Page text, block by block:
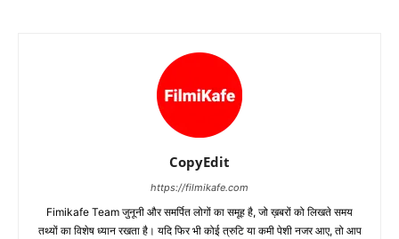
CopyEdit
https://filmikafe.com
Fimikafe Team जुनूनी और समर्पित लोगों का समूह है, जो ख़बरों को लिखते समय
तथ्‍यों का विशेष ध्‍यान रखता है। यदि फिर भी कोई त्रुटि या कमी पेशी नजर आए, तो आप